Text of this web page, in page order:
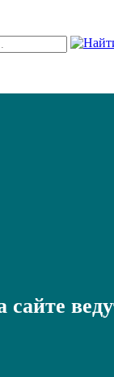
сайте